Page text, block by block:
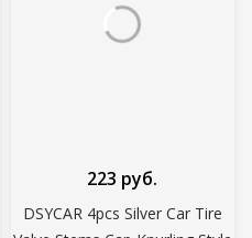
DSYCAR 4pcs Silver Car Tire
223 руб.